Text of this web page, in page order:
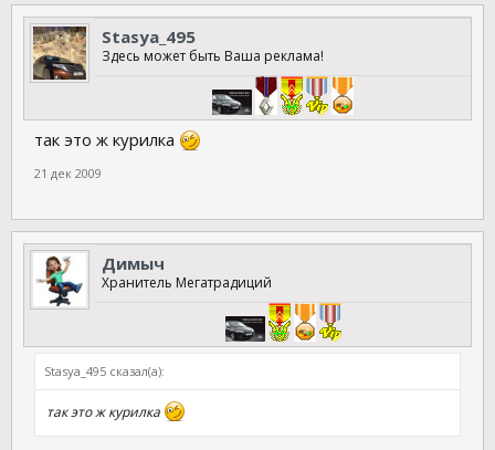
Stasya_495
Здесь может быть Ваша реклама!
так это ж курилка
21 дек 2009
Димыч
Хранитель Мегатрадиций
Stasya_495 сказал(а):
так это ж курилка